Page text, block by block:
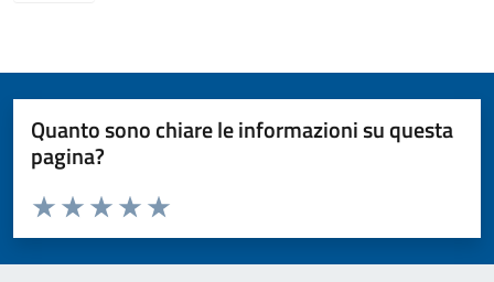
Quanto sono chiare le informazioni su questa
pagina?
Valuta da 1 a 5 stelle la pagina
Valuta 5 stelle su 5
Valuta 4 stelle su 5
Valuta 3 stelle su 5
Valuta 2 stelle su 5
Valuta 1 stelle su 5